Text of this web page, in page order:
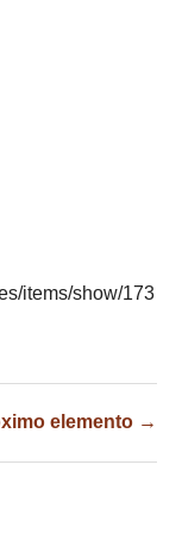
items/show/173
elemento →